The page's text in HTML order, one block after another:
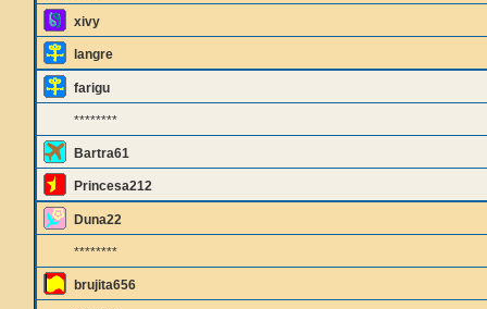
xivy
langre
farigu
********
Bartra61
Princesa212
Duna22
********
brujita656